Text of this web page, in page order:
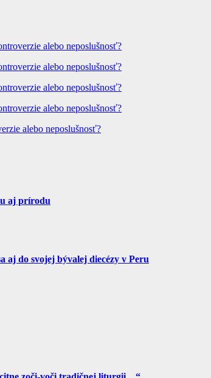
alebo neposlušnosť?
alebo neposlušnosť?
alebo neposlušnosť?
alebo neposlušnosť?
alebo neposlušnosť?
aj prírodu
do svojej bývalej diecézy v Peru